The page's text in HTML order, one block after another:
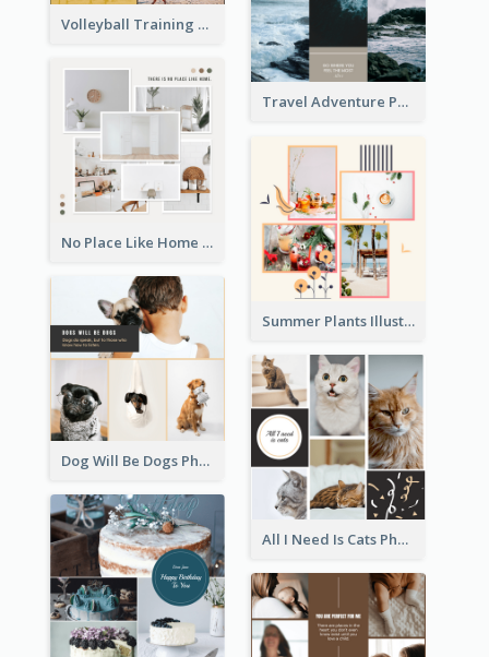
Volleyball Training Photo Collage
Travel Adventure Photo Collage
No Place Like Home Photo Collage
Summer Plants Illustration Photo Collage
Dog Will Be Dogs Photo Collage
All I Need Is Cats Photo Collage